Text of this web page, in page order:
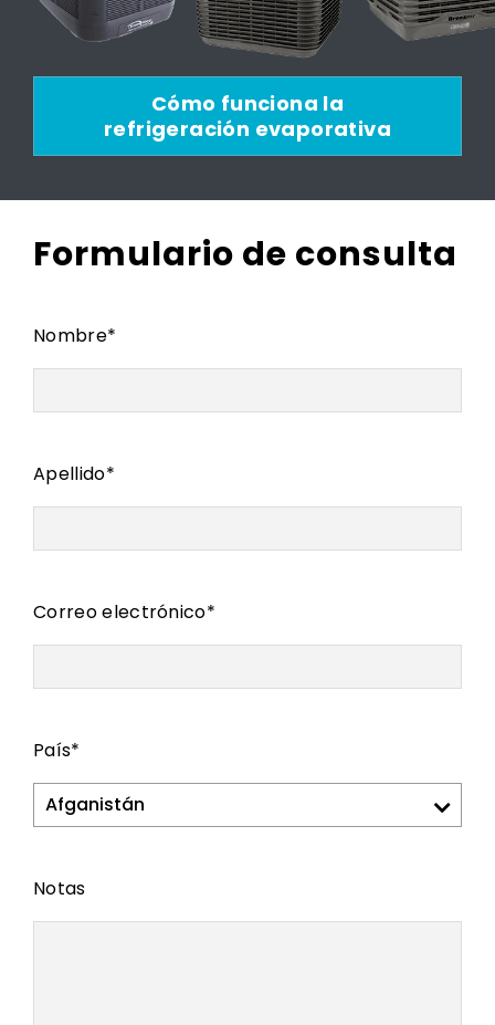
Cómo funciona la
refrigeración evaporativa
Formulario de consulta
Nombre*
Apellido*
Correo electrónico*
País*
Notas